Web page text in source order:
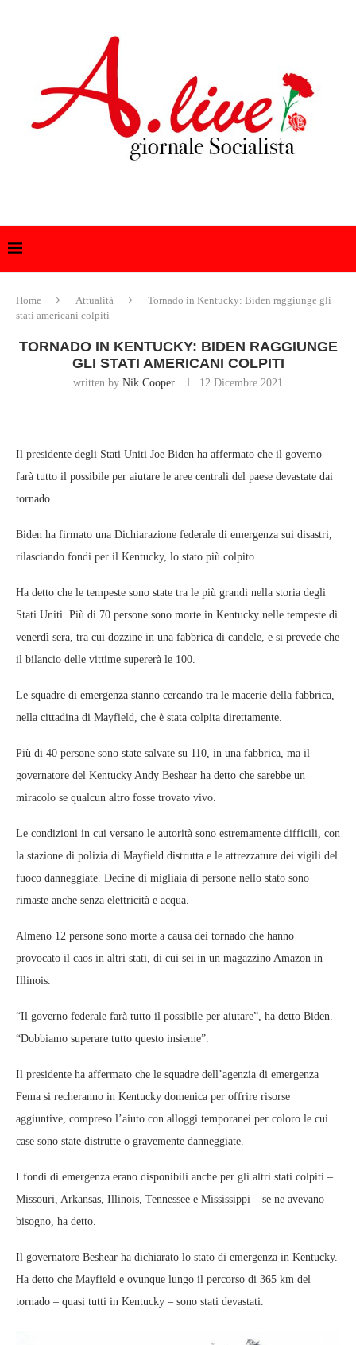
Home Attualità
Tornado in Kentucky: Biden raggiunge gli
stati americani colpiti
TORNADO IN KENTUCKY: BIDEN RAGGIUNGE
GLI STATI AMERICANI COLPITI
written by Nik Cooper 12 Dicembre 2021
Il presidente degli Stati Uniti Joe Biden ha affermato che il governo
farà tutto il possibile per aiutare le aree centrali del paese devastate dai
tornado.
Biden ha firmato una Dichiarazione federale di emergenza sui disastri,
rilasciando fondi per il Kentucky, lo stato più colpito.
Ha detto che le tempeste sono state tra le più grandi nella storia degli
Stati Uniti. Più di 70 persone sono morte in Kentucky nelle tempeste di
venerdì sera, tra cui dozzine in una fabbrica di candele, e si prevede che
il bilancio delle vittime supererà le 100.
Le squadre di emergenza stanno cercando tra le macerie della fabbrica,
nella cittadina di Mayfield, che è stata colpita direttamente.
Più di 40 persone sono state salvate su 110, in una fabbrica, ma il
governatore del Kentucky Andy Beshear ha detto che sarebbe un
miracolo se qualcun altro fosse trovato vivo.
Le condizioni in cui versano le autorità sono estremamente difficili, con
la stazione di polizia di Mayfield distrutta e le attrezzature dei vigili del
fuoco danneggiate. Decine di migliaia di persone nello stato sono
rimaste anche senza elettricità e acqua.
Almeno 12 persone sono morte a causa dei tornado che hanno
provocato il caos in altri stati, di cui sei in un magazzino Amazon in
Illinois.
“Il governo federale farà tutto il possibile per aiutare”, ha detto Biden.
“Dobbiamo superare tutto questo insieme”.
Il presidente ha affermato che le squadre dell’agenzia di emergenza
Fema si recheranno in Kentucky domenica per offrire risorse
aggiuntive, compreso l’aiuto con alloggi temporanei per coloro le cui
case sono state distrutte o gravemente danneggiate.
I fondi di emergenza erano disponibili anche per gli altri stati colpiti –
Missouri, Arkansas, Illinois, Tennessee e Mississippi – se ne avevano
bisogno, ha detto.
Il governatore Beshear ha dichiarato lo stato di emergenza in Kentucky.
Ha detto che Mayfield e ovunque lungo il percorso di 365 km del
tornado – quasi tutti in Kentucky – sono stati devastati.